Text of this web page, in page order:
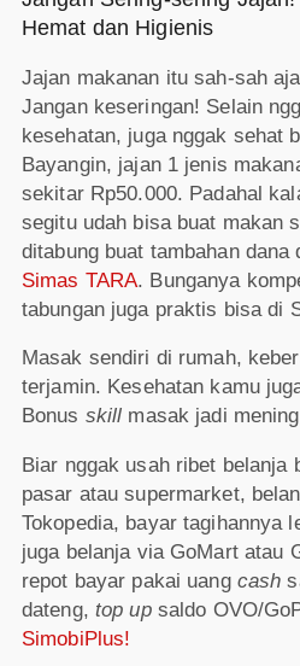
Hemat dan Higienis
Jajan makanan itu sah-sah
Jangan keseringan! Selain
kesehatan, juga nggak sehat
Bayangin, jajan 1 jenis
sekitar Rp50.000. Padahal
segitu udah bisa buat makan
ditabung buat tambahan dana
Simas TARA. Bunganya
tabungan juga praktis bisa di
Masak sendiri di rumah,
terjamin. Kesehatan kamu
Bonus skill masak jadi
Biar nggak usah ribet belanja
pasar atau supermarket,
Tokopedia, bayar tagihannya
juga belanja via GoMart atau
repot bayar pakai uang cash
dateng, top up saldo OVO/
SimobiPlus!